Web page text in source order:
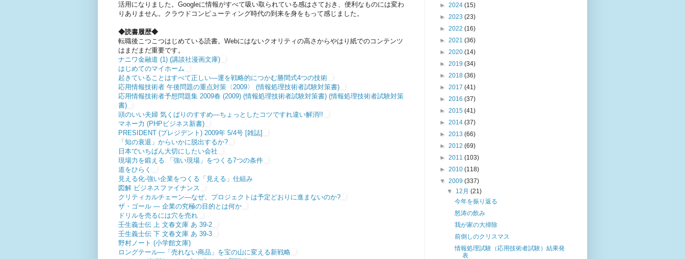
活用になりました。Googleに情報がすべて吸い取られている感はさておき、便利なものには変わ
りありません。クラウドコンピューティング時代の到来を身をもって感じました。
◆読書履歴◆
転職後こつこつはじめている読書。Webにはないクオリティの高さからやはり紙でのコンテンツ
はまだまだ重要です。
ナニワ金融道 (1) (講談社漫画文庫)
はじめてのマイホーム
起きていることはすべて正しい―運を戦略的につかむ勝間式4つの技術
応用情報技術者 午後問題の重点対策〈2009〉 (情報処理技術者試験対策書)
応用情報技術者予想問題集 2009春 (2009) (情報処理技術者試験対策書) (情報処理技術者試験対策
書)
頭のいい夫婦 気くばりのすすめ―ちょっとしたコツですれ違い解消!!
マネー力 (PHPビジネス新書)
PRESIDENT (プレジデント) 2009年 5/4号 [雑誌]
「知の衰退」からいかに脱出するか?
日本でいちばん大切にしたい会社
現場力を鍛える 「強い現場」をつくる7つの条件
道をひらく
見える化-強い企業をつくる「見える」仕組み
図解 ビジネスファイナンス
クリティカルチェーン―なぜ、プロジェクトは予定どおりに進まないのか?
ザ・ゴール ― 企業の究極の目的とは何か
ドリルを売るには穴を売れ
壬生義士伝 上 文春文庫 あ 39-2
壬生義士伝 下 文春文庫 あ 39-3
野村ノート (小学館文庫)
ロングテール―「売れない商品」を宝の山に変える新戦略
► 2024 (15)
► 2023 (23)
► 2022 (16)
► 2021 (36)
► 2020 (14)
► 2019 (34)
► 2018 (36)
► 2017 (41)
► 2016 (37)
► 2015 (41)
► 2014 (37)
► 2013 (66)
► 2012 (69)
► 2011 (103)
► 2010 (118)
▼ 2009 (337)
▼ 12月(21)
今年を振り返る
怒涛の飲み
我が家の大掃除
前倒しのクリスマス
情報処理試験（応用技術者試験）結果発
表